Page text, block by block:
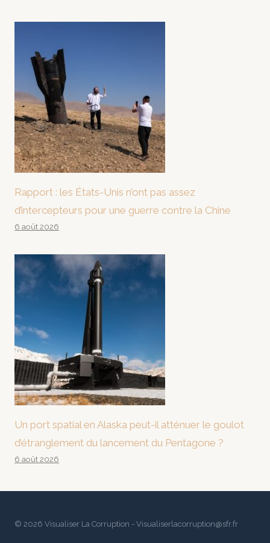
Rapport : les États-Unis n’ont pas assez
d’intercepteurs pour une guerre contre la Chine
6 août 2026
Un port spatial en Alaska peut-il atténuer le goulot
d’étranglement du lancement du Pentagone ?
6 août 2026
© 2026 Visualiser La Corruption - Visualiserlacorruption@sfr.fr